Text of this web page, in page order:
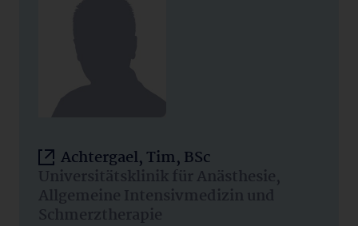
Achtergael, Tim, BSc
Universitätsklinik für Anästhesie,
Allgemeine Intensivmedizin und
Schmerztherapie